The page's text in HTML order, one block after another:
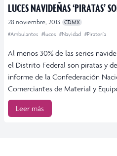
LUCES NAVIDEÑAS ‘PIRATAS’
28 noviembre, 2013 CDMX
#Ambulantes #luces #Navidad #Piratería
Al menos 30% de las series
el Distrito Federal son piratas y
informe de la Confederación
Comerciantes de Material y
Leer más